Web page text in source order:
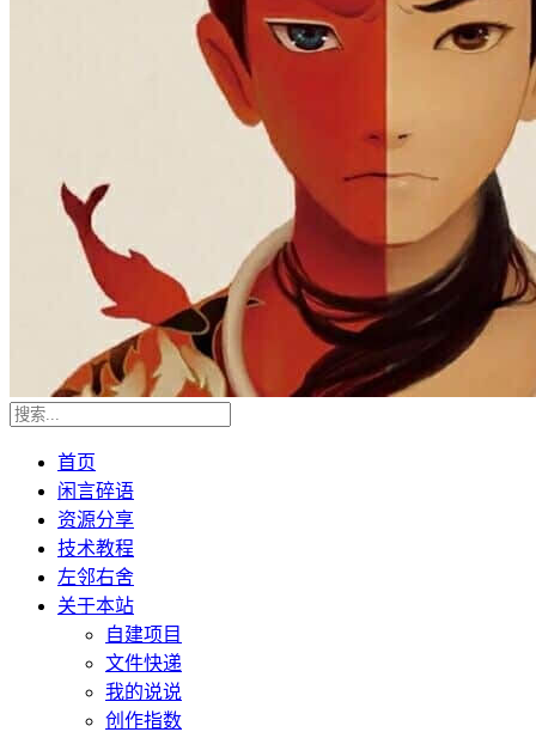
首页
闲言碎语
资源分享
技术教程
左邻右舍
关于本站
自建项目
文件快递
我的说说
创作指数